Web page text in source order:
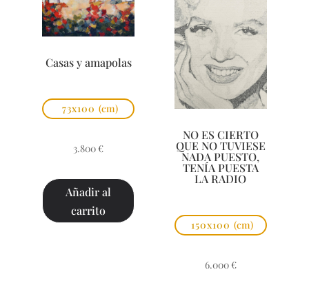
Casas y amapolas
73x100 (cm)
3.800 €
Añadir al
carrito
NO ES CIERTO
QUE NO TUVIESE
NADA PUESTO,
TENÍA PUESTA
LA RADIO
150x100 (cm)
6.000 €